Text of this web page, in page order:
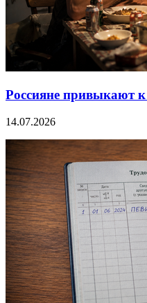
Россияне привыкают
14.07.2026